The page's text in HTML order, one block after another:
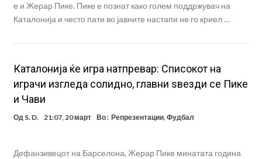
е и Жерар Пике. Пике е познат како голем поддржувач на
Каталонија и често пати во јавните настапи не го криел …
Каталонија ќе игра натпревар: Списокот на
играчи изгледа солидно, главни ѕвезди се Пике
и Чави
Од S. D. 21:07, 20 март Во : Репрезентации,Фудбал
Дефанзивецот на Барселона, Жерар Пике минатата година